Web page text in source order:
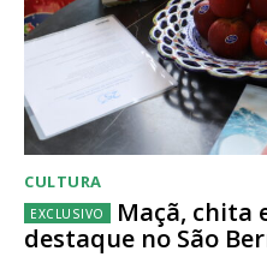
CULTURA
Maçã, chita
destaque no São